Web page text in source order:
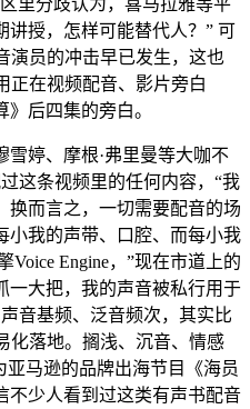
里分歧认为，喜马拉雅等平
讲授，怎样可能替代人？” 可
演员的冲击早已发生，这也
正在视频配音、影片旁白
后四集的旁白。
婷、摩根·弗里曼等大咖不
这条视频里的任何内容，“我
换而言之，一切需要配音的场
小我的声带、口腔、而每小我
Voice Engine，”现在市道上的
一大把，我的声音被私行用于
音基频、泛音频次，其实比
化落地。搁浅、沉音、情感
亚马逊的品牌出海节目《海员
不少人看到过这类有声书配音